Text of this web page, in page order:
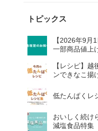
トピックス
【2026年9月1
一部商品値上
【レシピ】越
ンできなこ揚
低たんぱくレ
おいしく続け
減塩食品特集